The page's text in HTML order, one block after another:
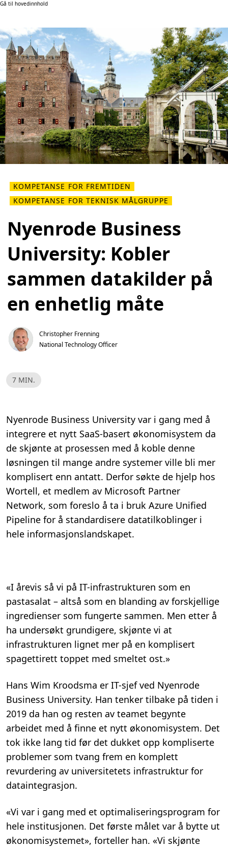
Gå til hovedinnhold
KOMPETANSE FOR FREMTIDEN
KOMPETANSE FOR TEKNISK MÅLGRUPPE
Nyenrode Business
University: Kobler
sammen datakilder på
en enhetlig måte
Christopher Frenning
National Technology Officer
L
e
d
7
i
7 MIN.
Nyenrode Business University var i gang med å
integrere et nytt SaaS-basert økonomisystem da
de skjønte at prosessen med å koble denne
løsningen til mange andre systemer ville bli mer
komplisert enn antatt. Derfor søkte de hjelp hos
Wortell, et medlem av Microsoft Partner
Network, som foreslo å ta i bruk Azure Unified
Pipeline for å standardisere datatilkoblinger i
hele informasjonslandskapet.
«I årevis så vi på IT-infrastrukturen som en
pastasalat – altså som en blanding av forskjellige
ingredienser som fungerte sammen. Men etter å
ha undersøkt grundigere, skjønte vi at
infrastrukturen lignet mer på en komplisert
spagettirett toppet med smeltet ost.»
Hans Wim Kroodsma er IT-sjef ved Nyenrode
Business University. Han tenker tilbake på tiden i
2019 da han og resten av teamet begynte
arbeidet med å finne et nytt økonomisystem. Det
tok ikke lang tid før det dukket opp kompliserte
problemer som tvang frem en komplett
revurdering av universitetets infrastruktur for
dataintegrasjon.
«Vi var i gang med et optimaliseringsprogram for
hele institusjonen. Det første målet var å bytte ut
økonomisystemet», forteller han. «Vi skjønte